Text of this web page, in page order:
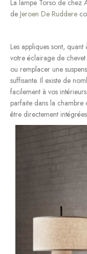
La lampe Torso de chez
de Jeroen De Ruddere
Les appliques sont,
votre éclairage de
ou remplacer une
suffisante. Il existe de
facilement à vos
parfaite dans la chambre
être directement